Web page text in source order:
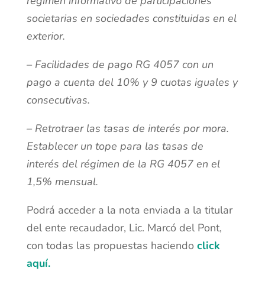
societarias en sociedades constituidas en el
exterior.
– Facilidades de pago RG 4057 con un
pago a cuenta del 10% y 9 cuotas iguales y
consecutivas.
– Retrotraer las tasas de interés por mora.
Establecer un tope para las tasas de
interés del régimen de la RG 4057 en el
1,5% mensual.
Podrá acceder a la nota enviada a la titular
del ente recaudador, Lic. Marcó del Pont,
con todas las propuestas haciendo click
aquí.